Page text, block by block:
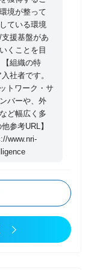
タントとし
つつ、お客様
営層向けレポ
実施し、リス
策高度化を支
に貢献すると
与していただ
ィコンサルタ
の収集・分
、新技術など
ティ高度化の
うな領域での
テリジェンス
様を取り巻く
境が整って
ている環境
援基盤があ
くことを目
組織の特
社者です。
トワーク・サ
バーや、外
ど幅広く多
参考URL】
www.nri-